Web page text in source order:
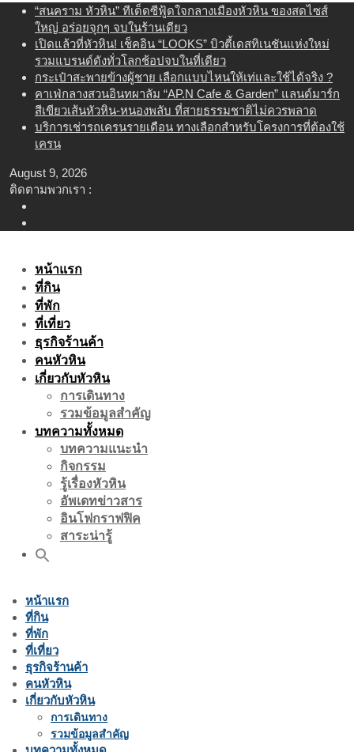
content
“สนคราม หัวหิน” ทีเด็ดซีฟู้ดใจกลางเมืองหัวหิน ของสดไซส์
ใหญ่ อร่อยจุกๆ จบในร้านเดียว
เปิดแล้วที่หัวหิน! เช็คอิน “LOOKS” บิวตี้เดสทิเนชันแห่งใหม่
รวมแบรนด์ดังทั่วโลกช้อปจบในที่เดียว
กระเป๋าสะพายข้างผู้ชาย เลือกแบบไหนให้เท่และใช้ได้จริง ?
คาเฟ่กลางสวนอินทผาลัม “AP.N Cafe & Garden” แลนด์มาร์ก
สีเขียวเส้นหัวหิน-หนองพลับ ที่สายธรรมชาติไม่ควรพลาด
บริการเช่ารถเครนรายเดือน ทางเลือกสำหรับโครงการที่ต้องใช้
เครน
August 9, 2026
ติดตามพวกเรา :
หน้าแรก
ที่กิน
ที่พัก
ที่เที่ยว
ธุรกิจร้านค้า
คนหัวหิน
เกี่ยวกับหัวหิน
การเดินทาง
รวมข้อมูลสำคัญ
บทความทั้งหมด
บทความแนะนำ
กิจกรรม
รู้เรื่องหัวหิน
อัพเดทข่าวสาร
อินโฟกราฟฟิค
สาระน่ารู้
หน้าแรก
ที่กิน
ที่พัก
ที่เที่ยว
ธุรกิจร้านค้า
คนหัวหิน
เกี่ยวกับหัวหิน
การเดินทาง
รวมข้อมูลสำคัญ